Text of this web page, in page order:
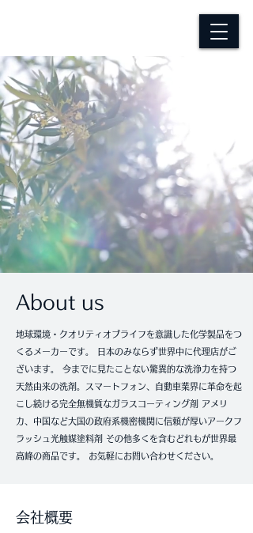
​About us
地球環境・クオリティオブライフを意識した化学製品をつ
くるメーカーです。 日本のみならず世界中に代理店がご
ざいます。 今までに見たことない驚異的な洗浄力を持つ
天然由来の洗剤。スマートフォン、自動車業界に革命を起
こし続ける完全無機質なガラスコーティング剤 アメリ
カ、中国など大国の政府系機密機関に信頼が厚いアークフ
ラッシュ光触媒塗料剤 その他多くを含むどれもが世界最
高峰の商品です。 お気軽にお問い合わせください。
会社概要